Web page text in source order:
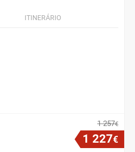
ITINERÁRIO
1 257€
1 227€